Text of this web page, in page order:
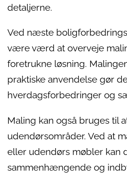
detaljerne.
Ved næste
være værd at overveje
foretrukne løsning.
praktiske anvendelse gør
hverdagsforbedringer og
Maling kan også bruges til
udendørsområder. Ved at
eller udendørs møbler kan
sammenhængende og